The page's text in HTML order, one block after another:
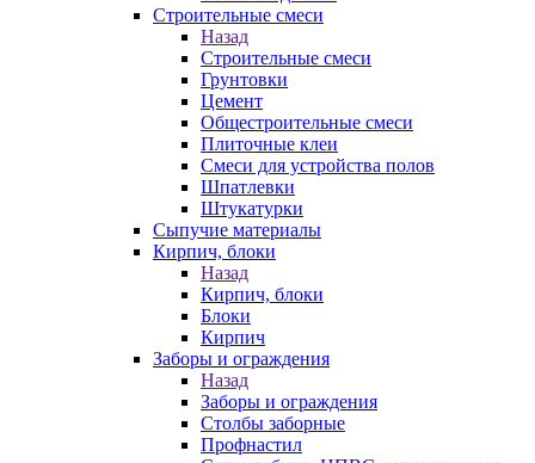
Строительные смеси
Назад
Строительные смеси
Грунтовки
Цемент
Общестроительные смеси
Плиточные клеи
Смеси для устройства полов
Шпатлевки
Штукатурки
Сыпучие материалы
Кирпич, блоки
Назад
Кирпич, блоки
Блоки
Кирпич
Заборы и ограждения
Назад
Заборы и ограждения
Столбы заборные
Профнастил